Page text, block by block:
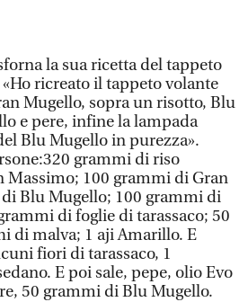
la sua ricetta del tappeto
ricreato il tappeto volante
Mugello, sopra un risotto, Blu
e pere, infine la lampada
Blu Mugello in purezza».
grammi di riso
Massimo; 100 grammi di Gran
Blu Mugello; 100 grammi di
di foglie di tarassaco; 50
di malva; 1 aji Amarillo. E
fiori di tarassaco, 1
E poi sale, pepe, olio Evo
50 grammi di Blu Mugello.